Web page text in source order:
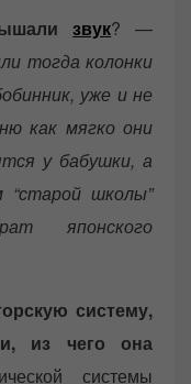
звук? —
тогда колонки
уже и не
как мягко они
у бабушки, а
“старой школы”
японского
систему,
из чего она
системы